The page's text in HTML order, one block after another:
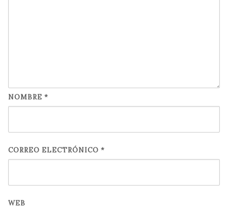
NOMBRE *
CORREO ELECTRÓNICO *
WEB